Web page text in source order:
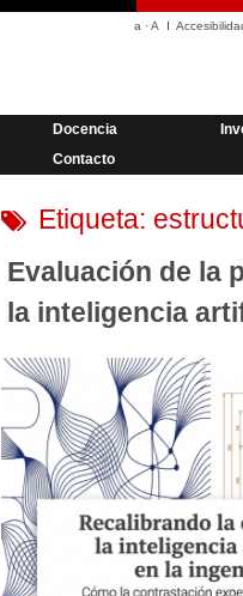
a ·A
Docencia
Contacto
Etiqueta:
Evaluación de la
la inteligencia